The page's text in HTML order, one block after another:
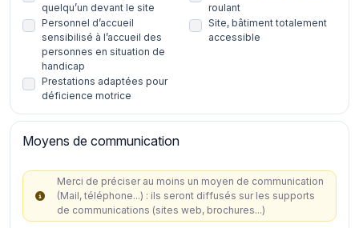
quelqu’un devant le site
roulant
Personnel d’accueil
sensibilisé à l’accueil des
personnes en situation de
handicap
Site, bâtiment totalement
accessible
Prestations adaptées pour
déficience motrice
Moyens de communication
Merci de préciser au moins un moyen de communication
(Mail, téléphone...) : ils seront diffusés sur les supports
de communications (sites web, brochures...)